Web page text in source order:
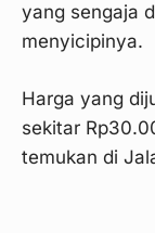
yang sengaja
menyicipinya.
Harga yang
sekitar
temukan di